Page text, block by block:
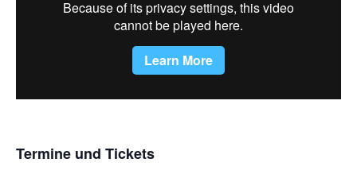
Termine und Tickets